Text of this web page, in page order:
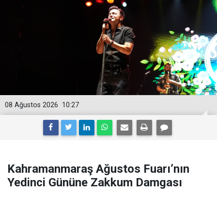
10:27
08 Ağustos 2026
Kahramanmaraş Ağustos Fuarı’nın
Yedinci Gününe Zakkum Damgası